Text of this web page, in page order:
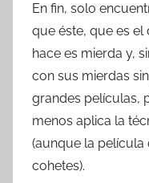
En fin, solo
que éste, que es
hace es mierda y,
con sus mierdas
grandes películas,
menos aplica la
(aunque la película
cohetes).